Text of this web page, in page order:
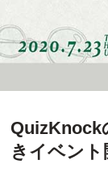
QuizKnock
きイベント